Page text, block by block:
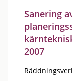
Sanering
2007